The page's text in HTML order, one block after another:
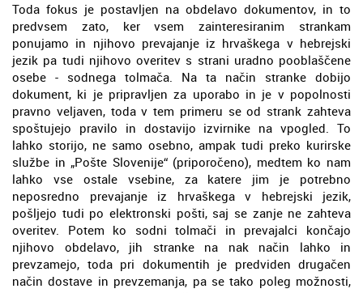
Toda fokus je postavljen na obdelavo dokumentov, in to
predvsem zato, ker vsem zainteresiranim strankam
ponujamo in njihovo prevajanje iz hrvaškega v hebrejski
jezik pa tudi njihovo overitev s strani uradno pooblaščene
osebe - sodnega tolmača. Na ta način stranke dobijo
dokument, ki je pripravljen za uporabo in je v popolnosti
pravno veljaven, toda v tem primeru se od strank zahteva
spoštujejo pravilo in dostavijo izvirnike na vpogled. To
lahko storijo, ne samo osebno, ampak tudi preko kurirske
službe in „Pošte Slovenije“ (priporočeno), medtem ko nam
lahko vse ostale vsebine, za katere jim je potrebno
neposredno prevajanje iz hrvaškega v hebrejski jezik,
pošljejo tudi po elektronski pošti, saj se zanje ne zahteva
overitev. Potem ko sodni tolmači in prevajalci končajo
njihovo obdelavo, jih stranke na nak način lahko in
prevzamejo, toda pri dokumentih je predviden drugačen
način dostave in prevzemanja, pa se tako poleg možnosti,